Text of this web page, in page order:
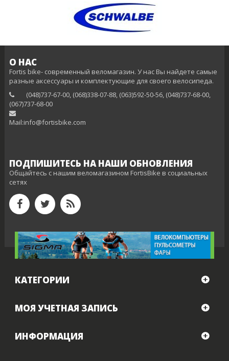
О НАС
Fortis bike- современный веломагазин. У нас Вы найдете самые
разные аксессуары и комплектующие для своего велосипеда.
(048)737-67-00, (068)338-07-88, (063)592-50-56, (048)737-68-00,
(‎067)737-68-00
Mail:info@fortisbike.com
ПОДПИШИТЕСЬ НА НАШИ ОБНОВЛЕНИЯ
Общайтесь с нашим веломагазином FortisBike в социальных
сетях
КАТЕГОРИИ
МОЯ УЧЕТНАЯ ЗАПИСЬ
ИНФОРМАЦИЯ